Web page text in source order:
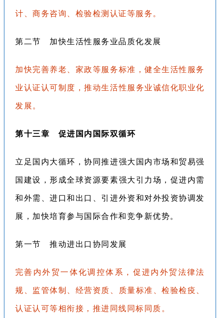
计、商务咨询、检验检测认证等服务。
第二节 加快生活性服务业品质化发展
加快完善养老、家政等服务标准，健全生活性服务
业认证认可制度，推动生活性服务业诚信化职业化
发展。
第十三章 促进国内国际双循环
立足国内大循环，协同推进强大国内市场和贸易强
国建设，形成全球资源要素强大引力场，促进内需
和外需、进口和出口、引进外资和对外投资协调发
展，加快培育参与国际合作和竞争新优势。
第一节 推动进出口协同发展
完善内外贸一体化调控体系，促进内外贸法律法
规、监管体制、经营资质、质量标准、检验检疫、
认证认可等相衔接，推进同线同标同质。